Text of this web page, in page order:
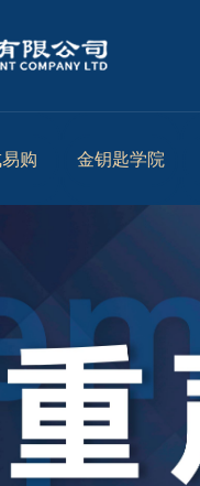
购 金钥匙学院